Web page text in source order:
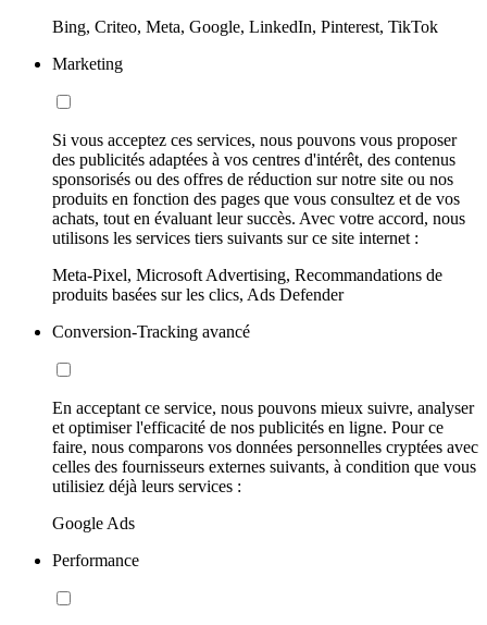
Bing, Criteo, Meta, Google, LinkedIn, Pinterest, TikTok
Marketing
Si vous acceptez ces services, nous pouvons vous proposer
des publicités adaptées à vos centres d'intérêt, des contenus
sponsorisés ou des offres de réduction sur notre site ou nos
produits en fonction des pages que vous consultez et de vos
achats, tout en évaluant leur succès. Avec votre accord, nous
utilisons les services tiers suivants sur ce site internet :
Meta-Pixel, Microsoft Advertising, Recommandations de
produits basées sur les clics, Ads Defender
Conversion-Tracking avancé
En acceptant ce service, nous pouvons mieux suivre, analyser
et optimiser l'efficacité de nos publicités en ligne. Pour ce
faire, nous comparons vos données personnelles cryptées avec
celles des fournisseurs externes suivants, à condition que vous
utilisiez déjà leurs services :
Google Ads
Performance